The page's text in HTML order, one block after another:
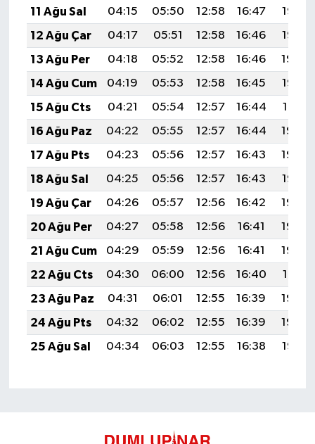
11 Ağu Sal
04:15 05:50 12:58 16:47
19:56
12 Ağu Çar
04:17 05:51 12:58 16:46
19:55
13 Ağu Per
04:18 05:52 12:58 16:46
19:54
14 Ağu Cum
04:19 05:53 12:58 16:45
19:52
15 Ağu Cts
04:21 05:54 12:57 16:44
19:51
16 Ağu Paz
04:22 05:55 12:57 16:44
19:50
17 Ağu Pts
04:23 05:56 12:57 16:43
19:48
18 Ağu Sal
04:25 05:56 12:57 16:43
19:47
19 Ağu Çar
04:26 05:57 12:56 16:42
19:46
20 Ağu Per
04:27 05:58 12:56 16:41
19:44
21 Ağu Cum
04:29 05:59 12:56 16:41
19:43
22 Ağu Cts
04:30 06:00 12:56 16:40
19:41
23 Ağu Paz
04:31 06:01 12:55 16:39
19:40
24 Ağu Pts
04:32 06:02 12:55 16:39
19:39
25 Ağu Sal
04:34 06:03 12:55 16:38 19:37